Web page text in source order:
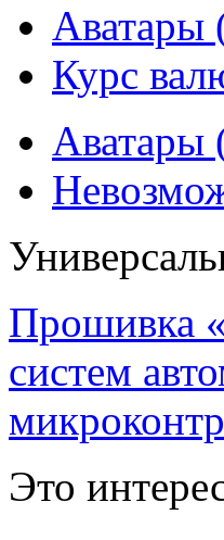
Аватары
Курс
Аватары
Прошивка
систем
Это